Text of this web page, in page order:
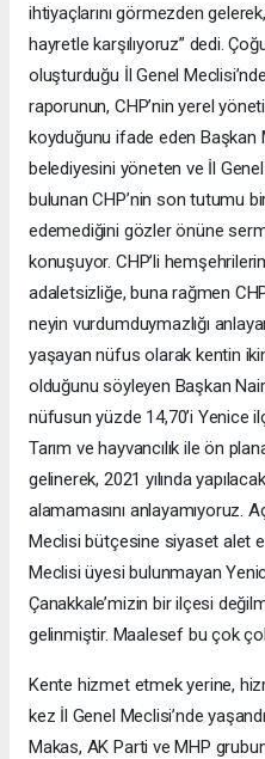
ihtiyaçlarını görmezden
hayretle karşılıyoruz” dedi.
oluşturduğu İl Genel
raporunun, CHP’nin yerel
koyduğunu ifade eden Başkan
belediyesini yöneten ve İl
bulunan CHP’nin son tutumu
edemediğini gözler önüne
konuşuyor. CHP’li
adaletsizliğe, buna rağmen
neyin vurdumduymazlığı
yaşayan nüfus olarak kentin
olduğunu söyleyen Başkan
nüfusun yüzde 14,70’i Yenice
Tarım ve hayvancılık ile ön
gelinerek, 2021 yılında
alamamasını anlayamıyoruz.
Meclisi bütçesine siyaset alet
Meclisi üyesi bulunmayan
Çanakkale’mizin bir ilçesi
gelinmiştir. Maalesef bu çok
Kente hizmet etmek yerine,
kez İl Genel Meclisi’nde
Makas, AK Parti ve MHP